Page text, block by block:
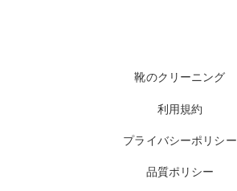
靴のクリーニング
利用規約
プライバシーポリシー
品質ポリシー